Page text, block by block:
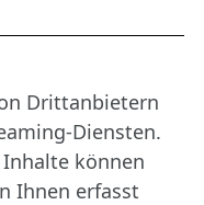
über verbunden:
Filmtage
Drittanbietern
Diensten.
können
Ihnen erfasst